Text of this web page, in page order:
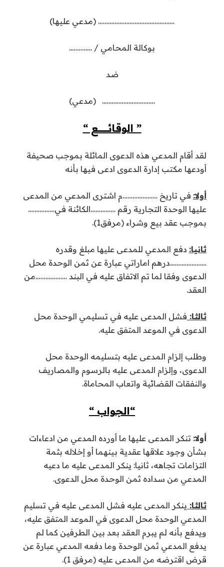
………………………………………. (مدعي عليها)
بوكالة المحامي / …………..
ضد
………………………….. (مدعي)
” الوقائــــــــــع “
لقد أقام المدعي هذه الدعوى المائلة بموجب صحيفة
أودعها مكتب إدارة الدعوى ادعى فيها بأنه
أولا: في تاريخ …………………م اشترى المدعي من المدعى
عليها الوحدة التجارية رقم ……………الكائنة في…………….
بموجب عقد بيع وشراء (مرفق1).
ثانيا: دفع المدعي للمدعى عليها مبلغ وقدره
………………….درهم اماراتي عبارة عن ثمن الوحدة محل
الدعوى وفقا لما تم الاتفاق عليه في البند ……………….من
العقد.
ثالثا: فشل المدعى عليه في تسليمي الوحدة محل
الدعوى في الموعد المتفق عليه.
وطلب إلزام المدعى عليه بتسليمه الوحدة محل
الدعوى، وإلزام المدعى عليه بالرسوم والمصاريف
والنفقات القضائية واتعاب المحاماة.
“الجواب “
أولا: تنكر المدعى عليها ما أورده المدعي من ادعاءات
بشأن وجود علاقها عقدية بينهما أو إخلاله بثمة
التزامات تجاهه، ثانيا: ينكر المدعى عليه ما دعيه
المدعي من سداده ثمن الوحدة محل الدعوى.
ثالثا: ينكر المدعى عليه فشل المدعى عليه في تسليم
المدعي الوحدة محل الدعوى في الموعد المتفق عليه،
ويدفع بأنه لم يبرم العقد بعد بين الطرفين كما لم
يدفع المدعي ثمن الوحدة وما دفعه المدعي عبارة عن
قرض اقترضه من المدعى عليه (مرفق 1).